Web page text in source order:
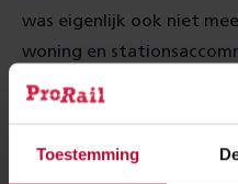
Toestemming
was eigenlijk ook niet
woning en
bleef (ternauwernood)
stapten er al een tijdje